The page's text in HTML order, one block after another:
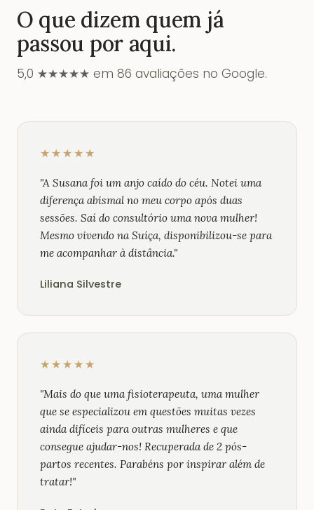
O que dizem quem já
passou por aqui.
5,0 ★★★★★ em 86 avaliações no Google.
★★★★★
"A Susana foi um anjo caído do céu. Notei uma
diferença abismal no meu corpo após duas
sessões. Saí do consultório uma nova mulher!
Mesmo vivendo na Suíça, disponibilizou-se para
me acompanhar à distância."
Liliana Silvestre
★★★★★
"Mais do que uma fisioterapeuta, uma mulher
que se especializou em questões muitas vezes
ainda difíceis para outras mulheres e que
consegue ajudar-nos! Recuperada de 2 pós-
partos recentes. Parabéns por inspirar além de
tratar!"